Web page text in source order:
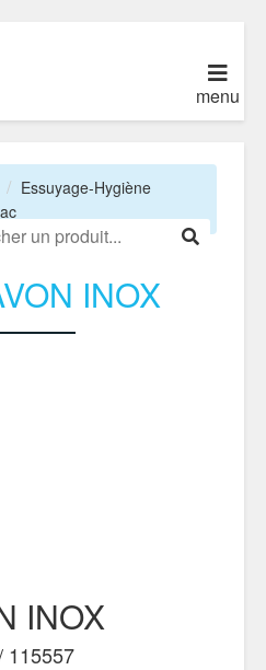
menu
Essuyage-Hygiène
INOX
INOX
115557